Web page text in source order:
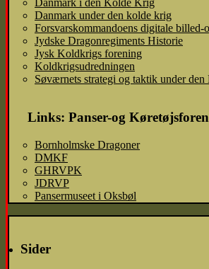
Danmark under den kolde krig
Forsvarskommandoens digitale billed-
Jydske Dragonregiments Historie
Jysk Koldkrigs forening
Koldkrigsudredningen
Søværnets strategi og taktik under
Links: Panser-og
Bornholmske Dragoner
DMKF
GHRVPK
JDRVP
Pansermuseet i Oksbøl
Sider